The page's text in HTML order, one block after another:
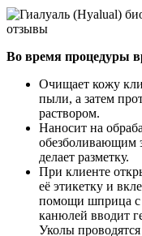
Во время процедуры
Очищает кожу
пыли, а затем
раствором.
Наносит на
обезболивающим
делает разметку.
При клиенте
её этикетку и
помощи шприца с
канюлей вводит
Уколы